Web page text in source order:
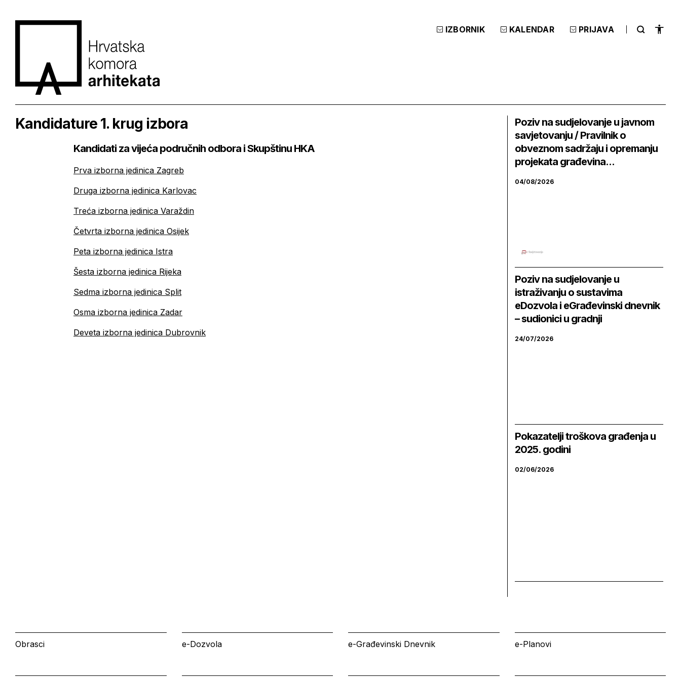
IZBORNIK KALENDAR PRIJAVA
Kandidature 1. krug izbora
Kandidati za vijeća područnih odbora i Skupštinu HKA
Prva izborna jedinica Zagreb
Druga izborna jedinica Karlovac
Treća izborna jedinica Varaždin
Četvrta izborna jedinica Osijek
Peta izborna jedinica Istra
Šesta izborna jedinica Rijeka
Sedma izborna jedinica Split
Osma izborna jedinica Zadar
Deveta izborna jedinica Dubrovnik
Poziv na sudjelovanje u javnom
savjetovanju / Pravilnik o
obveznom sadržaju i opremanju
projekata građevina...
04/08/2026
Poziv na sudjelovanje u
istraživanju o sustavima
eDozvola i eGrađevinski dnevnik
– sudionici u gradnji
24/07/2026
Pokazatelji troškova građenja u
2025. godini
02/06/2026
Obrasci e-Dozvola e-Građevinski Dnevnik e-Planovi